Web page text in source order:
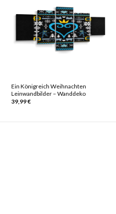
Ein Königreich Weihnachten
Leinwandbilder – Wanddeko
39,99€